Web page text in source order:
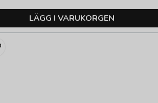
LÄGG I VARUKORGEN